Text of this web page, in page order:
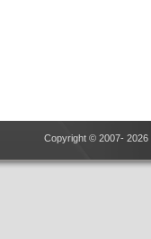
Copyright © 2007- 2026